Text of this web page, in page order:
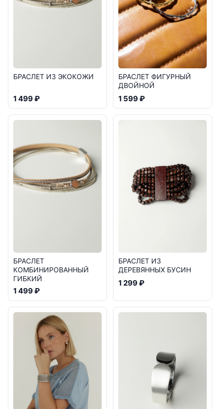
БРАСЛЕТ ИЗ ЭКОКОЖИ
1 499 ₽
БРАСЛЕТ ФИГУРНЫЙ
ДВОЙНОЙ
1 599 ₽
БРАСЛЕТ
КОМБИНИРОВАННЫЙ
ГИБКИЙ
1 499 ₽
БРАСЛЕТ ИЗ
ДЕРЕВЯННЫХ БУСИН
1 299 ₽